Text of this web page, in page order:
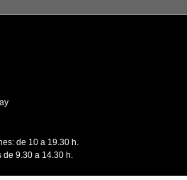
de 10 a 19.30 h.
de 9.30 a 14.30 h.